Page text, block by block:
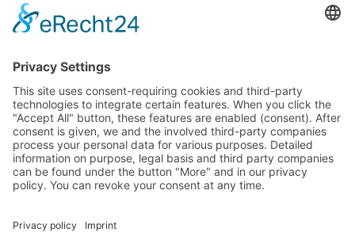
Dolomitenradrundfahrt
Austria Skitourenfestival
Service
Weather
Webcams
Data protection